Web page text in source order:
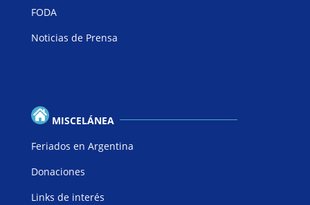
FODA
Noticias de Prensa
MISCELÁNEA
Feriados en Argentina
Donaciones
Links de interés